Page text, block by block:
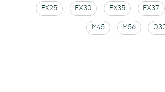
EX25 EX30 EX35 EX37
M45 M56